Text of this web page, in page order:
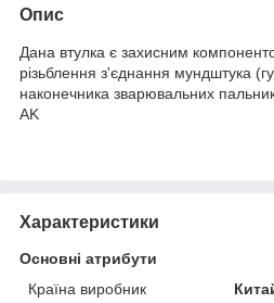
Опис
Дана втулка є захисним
різьблення з'єднання мундштука
наконечника зварювальних
AK
Характеристики
Основні атрибути
Країна виробник